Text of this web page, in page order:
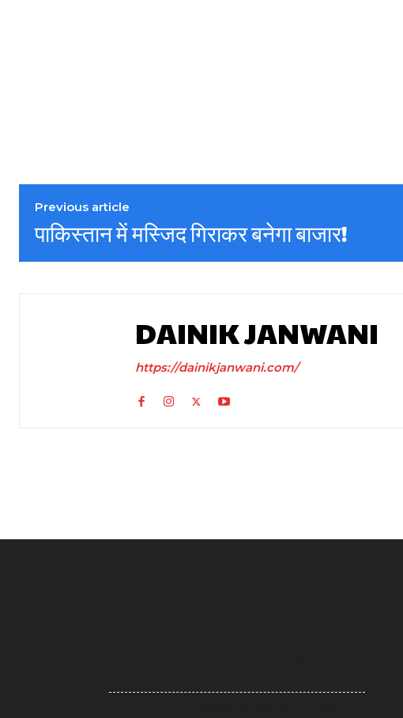
Previous article
पाकिस्तान में मस्जिद गिराकर बनेगा बाजार!
DAINIK JANWANI
https://dainikjanwani.com/